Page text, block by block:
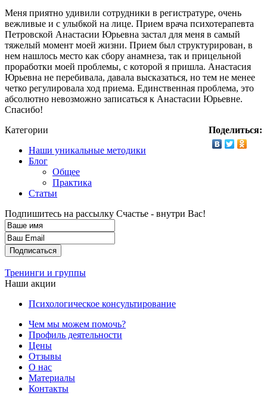
Меня приятно удивили сотрудники в регистратуре, очень
вежливые и с улыбкой на лице. Прием врача психотерапевта
Петровской Анастасии Юрьевна застал для меня в самый
тяжелый момент моей жизни. Прием был структурирован, в
нем нашлось место как сбору анамнеза, так и прицельной
проработки моей проблемы, с которой я пришла. Анастасия
Юрьевна не перебивала, давала высказаться, но тем не менее
четко регулировала ход приема. Единственная проблема, это
абсолютно невозможно записаться к Анастасии Юрьевне.
Спасибо!
Поделиться:
Категории
Наши уникальные методики
Блог
Общее
Практика
Статьи
Подпишитесь на рассылку Счастье - внутри Вас!
Тренинги и группы
Наши акции
Психологическое консультирование
Чем мы можем помочь?
Профиль деятельности
Цены
Отзывы
О нас
Материалы
Контакты